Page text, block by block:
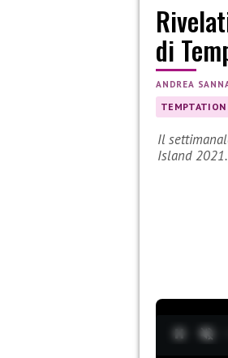
di
ANDREA
TEMPTATION
Il
Island